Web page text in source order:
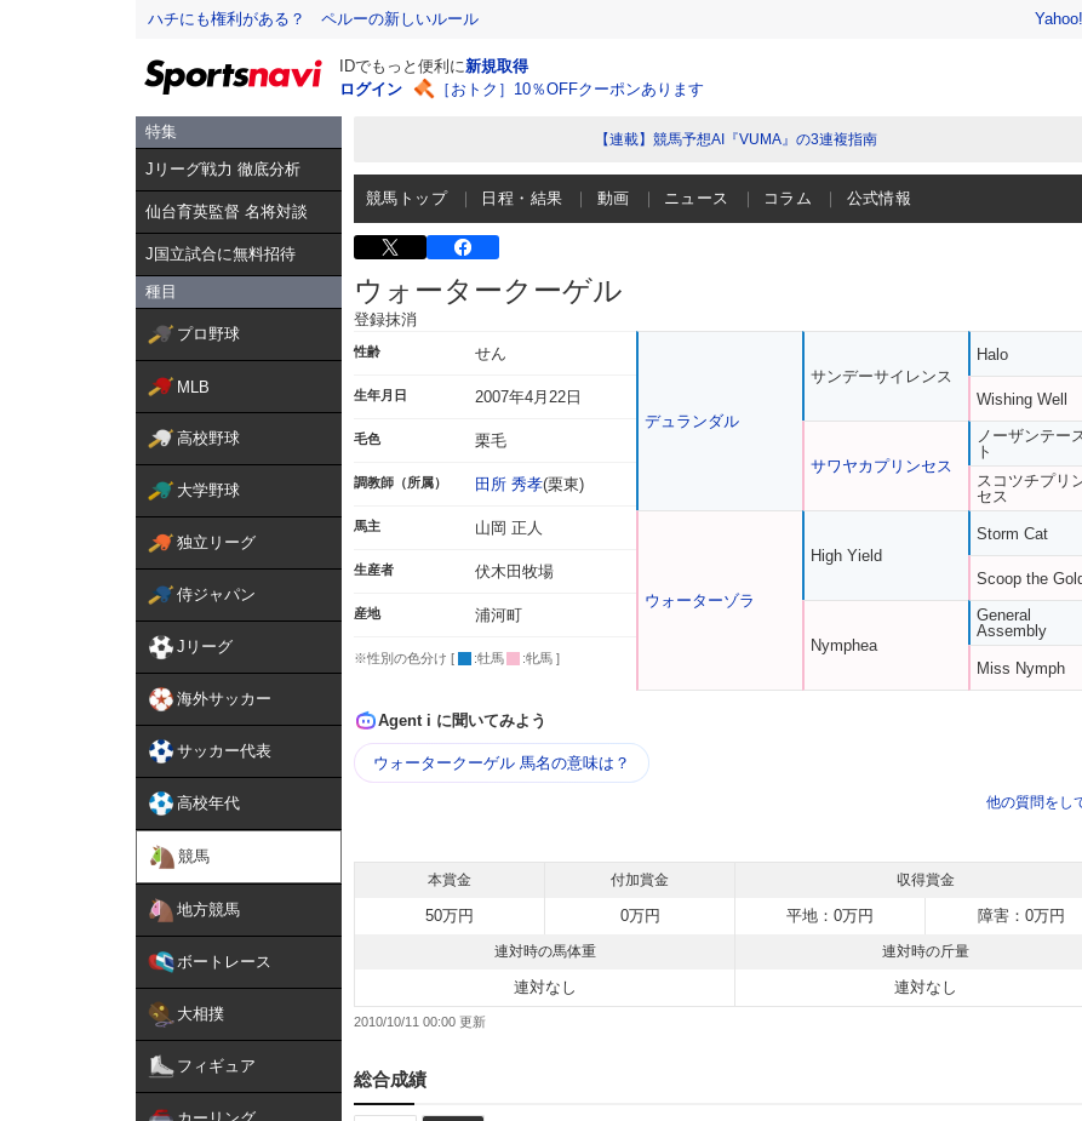
ハチにも権利がある？ ペルーの新しいルール
IDでもっと便利に新規取得
ログイン
［おトク］10％OFFクーポンあります
特集
Jリーグ戦力 徹底分析
仙台育英監督 名将対談
J国立試合に無料招待
種目
プロ野球
MLB
高校野球
大学野球
独立リーグ
侍ジャパン
Jリーグ
海外サッカー
サッカー代表
高校年代
競馬
地方競馬
ボートレース
大相撲
フィギュア
【連載】競馬予想AI『VUMA』の3連複指南
競馬トップ 日程・結果 動画 ニュース コラム 公式情報
ウォータークーゲル
登録抹消
性齢 せん
生年月日 2007年4月22日
毛色 栗毛
調教師（所属） 田所 秀孝(栗東)
馬主 山岡 正人
生産者 伏木田牧場
産地 浦河町
※性別の色分け [ :牡馬 :牝馬 ]
デュランダル
ウォーターゾラ
サンデーサイレンス
サワヤカプリンセス
High Yield
Nymphea
Halo
Wishing Well
ノーザンテー
ト
スコツチプリ
セス
Storm Cat
Scoop the
General
Assembly
Miss Nymph
Agent i に聞いてみよう
ウォータークーゲル 馬名の意味は？
他の質問をし
本賞金 付加賞金 収得賞金
50万円 0万円 平地：0万円 障害：0万円
連対時の馬体重 連対時の斤量
連対なし 連対なし
2010/10/11 00:00
総合成績